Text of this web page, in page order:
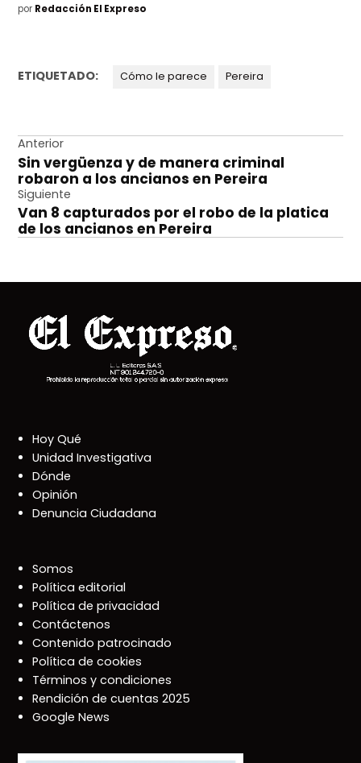
por Redacción El Expreso
ETIQUETADO: Cómo le parece Pereira
Navegación
de
entradas
Anterior
Sin vergüenza y de manera criminal
robaron a los ancianos en Pereira
Siguiente
Van 8 capturados por el robo de la platica
de los ancianos en Pereira
Hoy Qué
Unidad Investigativa
Dónde
Opinión
Denuncia Ciudadana
Somos
Política editorial
Política de privacidad
Contáctenos
Contenido patrocinado
Política de cookies
Términos y condiciones
Rendición de cuentas 2025
Google News